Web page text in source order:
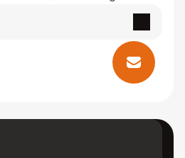
Kontakt